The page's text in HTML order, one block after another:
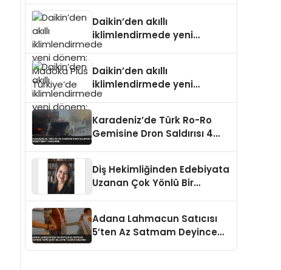
Daikin’den akıllı
iklimlendirmede yeni
dönem: Madoka Plus
Daikin’den akıllı
iklimlendirmede yeni
dönem: Madoka Plus
Karadeniz’de Türk Ro-Ro
Gemisine Dron Saldırısı 4
Diş Hekimliğinden Edebiyata
Uzanan Çok Yönlü Bir
Adana Lahmacun Satıcısı
5’ten Az Satmam Deyince